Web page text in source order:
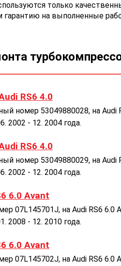
только
гарантию на выполненные
RS6 4.0
номер 53049880028, на
2002 - 12. 2004 года.
RS6 4.0
номер 53049880029, на
2002 - 12. 2004 года.
6.0 Avant
07L145701J, на Audi RS6
2008 - 12. 2010 года.
6.0 Avant
07L145702J, на Audi RS6